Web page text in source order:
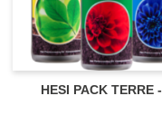
HESI PACK TERRE